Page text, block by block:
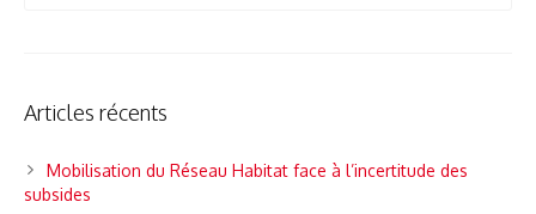
Articles récents
Mobilisation du Réseau Habitat face à l’incertitude des
subsides